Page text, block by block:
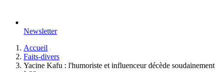
Newsletter
Accueil
Faits-divers
Yacine Kafu : l'humoriste et influenceur décède soudainement